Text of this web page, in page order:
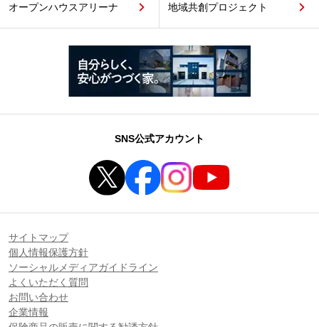
オープンハウスアリーナ 地域共創プロジェクト
SNS公式アカウント
サイトマップ
個人情報保護方針
ソーシャルメディアガイドライン
よくいただく質問
お問い合わせ
企業情報